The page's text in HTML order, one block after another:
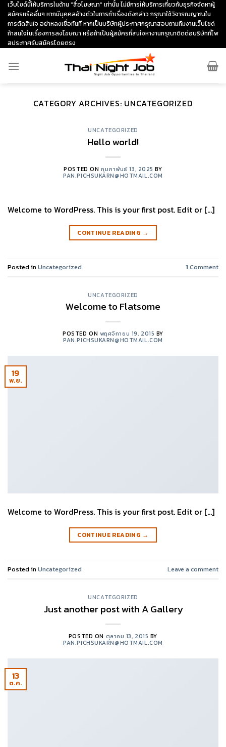
Skip
content
เว็บไซด์นี้ให้บริการในด้าน "สื่อโฆษณา" เท่านั้น ไม่มีการให้บริการเกี่ยวกับธุรกิจจัดหาผู้
สมัครหรืออื่นๆ หากมีบุคคลอ้างตัวในการทำเรื่องดังกล่าว กรุณาใช้วิจารณญาณใน
การตัดสินใจ อย่าหลงเชื่อทันที หากเป็นบริษัทผู้ประกาศกรุณาสอบถามทีมงานเว็บไซด์
ถ้าสนใจในเรื่องการลงโฆษณา หรือถ้าเป็นผู้สมัครที่สนใจหางานกรุณาติดต่อบริษัทที่โพ
สประกาศรับสมัครโดยตรง
CATEGORY ARCHIVES: UNCATEGORIZED
UNCATEGORIZED
Hello world!
POSTED ON กุมภาพันธ์ 13, 2025 BY
PAN.PICHSUKARN@HOTMAIL.COM
Welcome to WordPress. This is your first post. Edit or […]
CONTINUE READING →
Posted inUncategorized 1 Comment
UNCATEGORIZED
Welcome to Flatsome
POSTED ON พฤศจิกายน 19, 2015 BY
PAN.PICHSUKARN@HOTMAIL.COM
19
พ.ย.
Welcome to WordPress. This is your first post. Edit or […]
CONTINUE READING →
Posted inUncategorized Leave a comment
UNCATEGORIZED
Just another post with A Gallery
POSTED ON ตุลาคม 13, 2015 BY
PAN.PICHSUKARN@HOTMAIL.COM
13
ต.ค.